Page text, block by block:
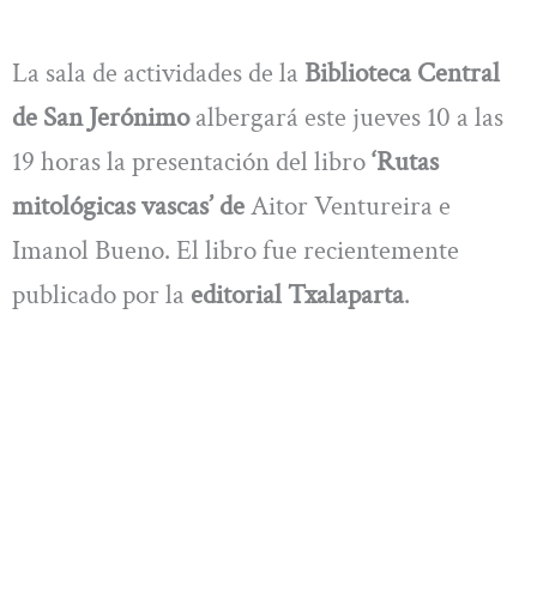
La sala de actividades de la Biblioteca Central
de San Jerónimoalbergará este jueves 10 a las
19 horas la presentación del libro‘Rutas
mitológicas vascas’ deAitor Ventureira e
Imanol Bueno. El libro fue recientemente
publicado por la editorial Txalaparta.